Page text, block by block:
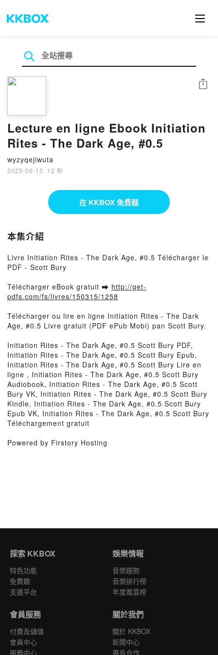
Lecture en ligne Ebook Initiation
Rites - The Dark Age, #0.5
wyzyqejiwuta
2025-06-12 · 12 秒
分享
在 KKBOX 免費聽
本集介紹
Livre Initiation Rites - The Dark Age, #0.5 Télécharger le
PDF - Scott Bury
Télécharger eBook gratuit ➡ http://get-
pdfs.com/fs/livres/150315/1258
Télécharger ou lire en ligne Initiation Rites - The Dark
Age, #0.5 Livre gratuit (PDF ePub Mobi) pan Scott Bury.
Initiation Rites - The Dark Age, #0.5 Scott Bury PDF,
Initiation Rites - The Dark Age, #0.5 Scott Bury Epub,
Initiation Rites - The Dark Age, #0.5 Scott Bury Lire en
ligne , Initiation Rites - The Dark Age, #0.5 Scott Bury
Audiobook, Initiation Rites - The Dark Age, #0.5 Scott
Bury VK, Initiation Rites - The Dark Age, #0.5 Scott Bury
Kindle, Initiation Rites - The Dark Age, #0.5 Scott Bury
Epub VK, Initiation Rites - The Dark Age, #0.5 Scott Bury
Téléchargement gratuit
Powered by Firstory Hosting
探索 KKBOX
特色功能
免費聽
支援平台
娛樂情報
音樂趨勢
音樂排行榜
年度風雲榜
會員服務
付費及儲值
會員中心
服務中心
關於我們
關於 KKBOX
新聞中心
廣告合作